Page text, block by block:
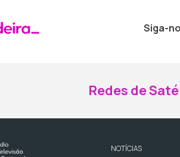
Siga-
Redes de
NOTÍCIAS